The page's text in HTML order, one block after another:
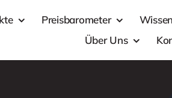
Preisbarometer
Über Uns